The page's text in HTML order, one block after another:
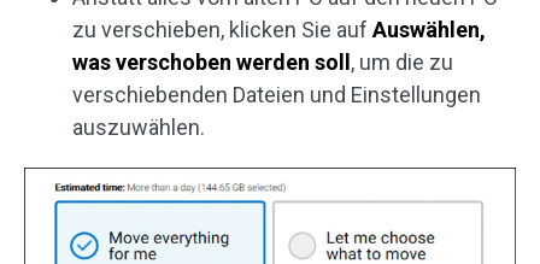
zu verschieben, klicken Sie auf Auswählen,
was verschoben werden soll, um die zu
verschiebenden Dateien und Einstellungen
auszuwählen.